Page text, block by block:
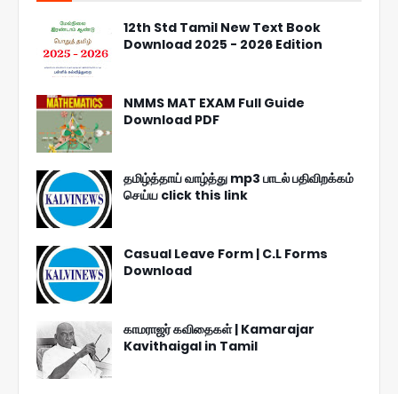
12th Std Tamil New Text Book
Download 2025 - 2026 Edition
NMMS MAT EXAM Full Guide
Download PDF
தமிழ்த்தாய் வாழ்த்து mp3 பாடல் பதிவிறக்கம்
செய்ய click this link
Casual Leave Form | C.L Forms
Download
காமராஜர் கவிதைகள் | Kamarajar
Kavithaigal in Tamil